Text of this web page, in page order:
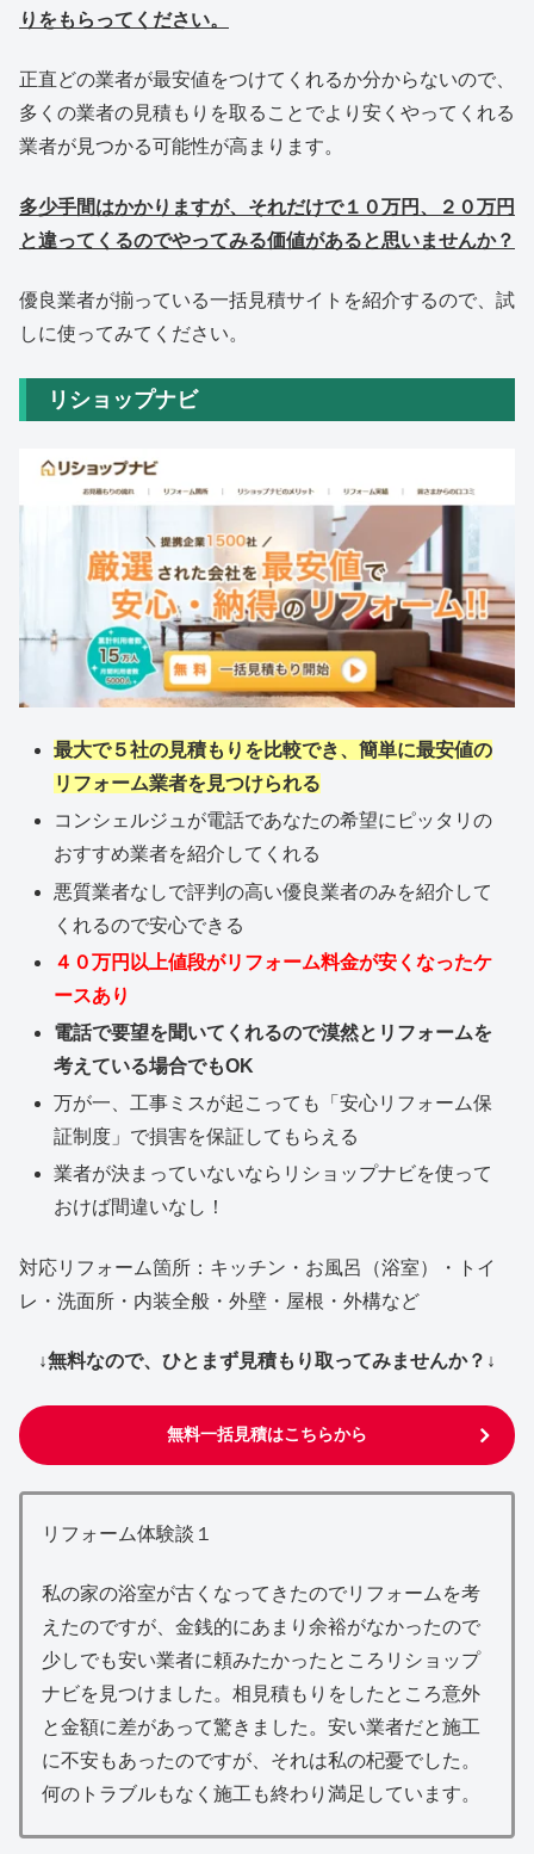
りをもらってください。
正直どの業者が最安値をつけてくれるか分からないので、
多くの業者の見積もりを取ることでより安くやってくれる
業者が見つかる可能性が高まります。
多少手間はかかりますが、それだけで１０万円、２０万円
と違ってくるのでやってみる価値があると思いませんか？
優良業者が揃っている一括見積サイトを紹介するので、試
しに使ってみてください。
リショップナビ
最大で５社の見積もりを比較でき、簡単に最安値の
リフォーム業者を見つけられる
コンシェルジュが電話であなたの希望にピッタリの
おすすめ業者を紹介してくれる
悪質業者なしで評判の高い優良業者のみを紹介して
くれるので安心できる
４０万円以上値段がリフォーム料金が安くなったケ
ースあり
電話で要望を聞いてくれるので漠然とリフォームを
考えている場合でもOK
万が一、工事ミスが起こっても「安心リフォーム保
証制度」で損害を保証してもらえる
業者が決まっていないならリショップナビを使って
おけば間違いなし！
対応リフォーム箇所：キッチン・お風呂（浴室）・トイ
レ・洗面所・内装全般・外壁・屋根・外構など
↓無料なので、ひとまず見積もり取ってみませんか？↓
無料一括見積はこちらから
リフォーム体験談１
私の家の浴室が古くなってきたのでリフォームを考
えたのですが、金銭的にあまり余裕がなかったので
少しでも安い業者に頼みたかったところリショップ
ナビを見つけました。相見積もりをしたところ意外
と金額に差があって驚きました。安い業者だと施工
に不安もあったのですが、それは私の杞憂でした。
何のトラブルもなく施工も終わり満足しています。